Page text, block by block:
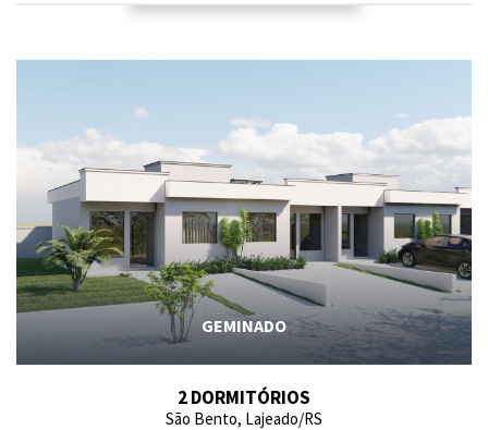
GEMINADO
2 DORMITÓRIOS
São Bento, Lajeado/RS